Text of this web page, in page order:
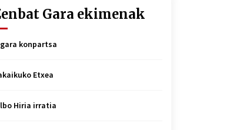
Gara ekimenak
konpartsa
Etxea
Hiria irratia